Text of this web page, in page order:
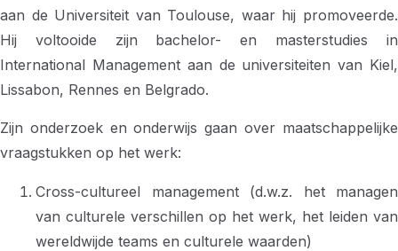
aan de Universiteit van Toulouse, waar hij promoveerde.
Hij voltooide zijn bachelor- en masterstudies in
International Management aan de universiteiten van Kiel,
Lissabon, Rennes en Belgrado.
Zijn onderzoek en onderwijs gaan over maatschappelijke
vraagstukken op het werk:
Cross-cultureel management (d.w.z. het managen
van culturele verschillen op het werk, het leiden van
wereldwijde teams en culturele waarden)